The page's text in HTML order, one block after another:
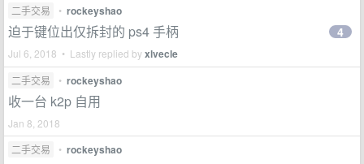
二手交易 • rockeyshao
迫于键位出仅拆封的 ps4 手柄
Jul 6, 2018 • Lastly replied byxlvecle
4
二手交易 • rockeyshao
收一台 k2p 自用
Jan 8, 2018
二手交易
• rockeyshao